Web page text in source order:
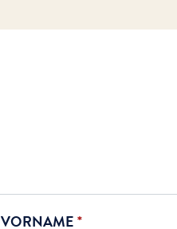
VORNAME*